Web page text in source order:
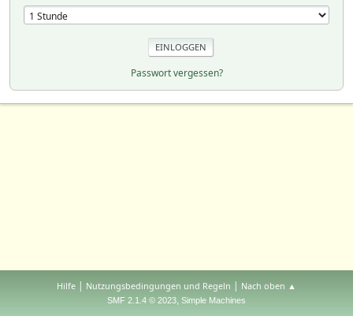
Passwort vergessen?
Hilfe | Nutzungsbedingungen und Regeln | Nach oben ▲
SMF 2.1.4 © 2023, Simple Machines